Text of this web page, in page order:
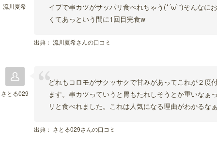
流川夏希
イプで串カツがサッパリ食べれちゃう(*´ω`*)そんなに
くてあっという間に1回目完食w
出典： 流川夏希さんの口コミ
さとる029
どれもコロモがサクッサクで甘みがあってこれが２度
ます。串カツっていうと胃もたれしそうとか重いなぁ
リと食べれました。これは人気になる理由がわかるな
出典： さとる029さんの口コミ